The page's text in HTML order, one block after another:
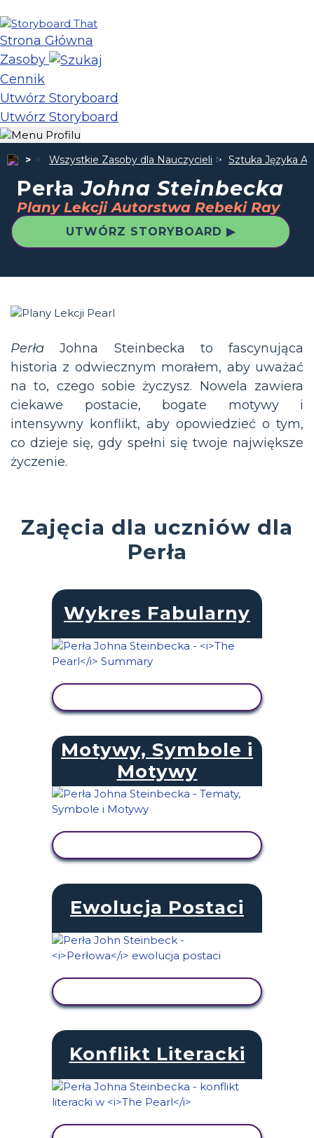
Strona Główna
Zasoby
Cennik
Utwórz Storyboard
Utwórz Storyboard
Wszystkie Zasoby dla Nauczycieli Sztuka Języka
PerłaJohna Steinbecka
Plany Lekcji Autorstwa Rebeki Ray
UTWÓRZ STORYBOARD ▶
Perła Johna Steinbecka to fascynująca
historia z odwiecznym morałem, aby uważać
na to, czego sobie życzysz. Nowela zawiera
ciekawe postacie, bogate motywy i
intensywny konflikt, aby opowiedzieć o tym,
co dzieje się, gdy spełni się twoje największe
życzenie.
Zajęcia dla uczniów dla
Perła
Wykres Fabularny
Motywy, Symbole i
Motywy
Ewolucja Postaci
Konflikt Literacki